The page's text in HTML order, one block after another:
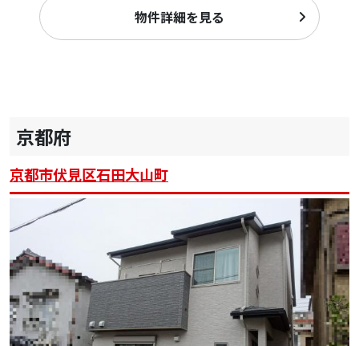
物件詳細を見る
京都府
京都市伏見区石田大山町